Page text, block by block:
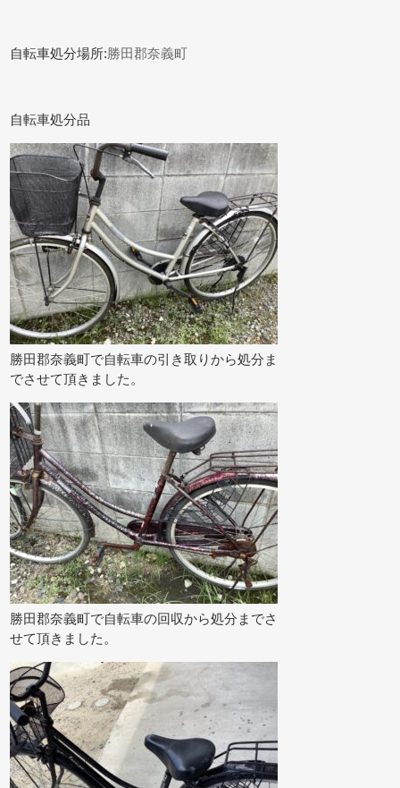
自転車処分場所:勝田郡奈義町
自転車処分品
勝田郡奈義町で自転車の引き取りから処分ま
でさせて頂きました。
勝田郡奈義町で自転車の回収から処分までさ
せて頂きました。